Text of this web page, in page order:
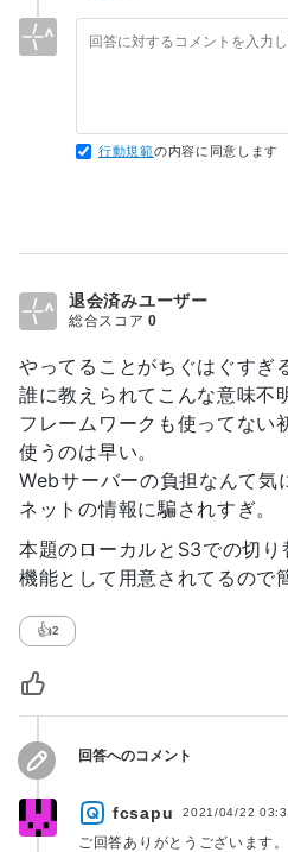
て取り組みたいと思います。
行動規範の内容に同意します
やってることがちぐはぐすぎ
誰に教えられてこんな意味不
フレームワークも使ってな
使うのは早い。
Webサーバーの負担なんて気
ネットの情報に騙されすぎ。
本題のローカルとS3での切
機能として用意されてるので
退会済みユーザー
総合スコア 0
👍2
回答へのコメント
fcsapu 2021/04/22
ご回答ありがとうございます。